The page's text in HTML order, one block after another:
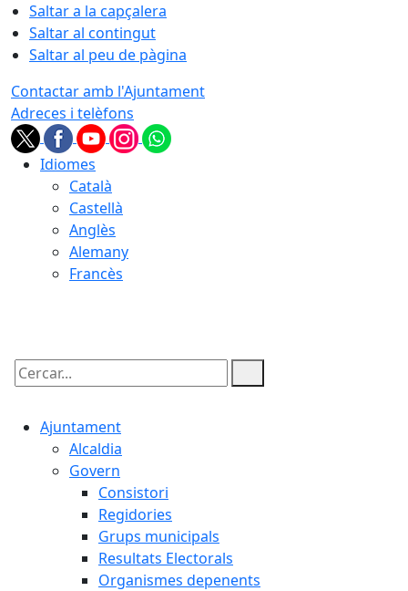
Saltar a la capçalera
Saltar al contingut
Saltar al peu de pàgina
Contactar amb l'Ajuntament
Adreces i telèfons
Idiomes
Català
Castellà
Anglès
Alemany
Francès
Cercar:
Ajuntament
Alcaldia
Govern
Consistori
Regidories
Grups municipals
Resultats Electorals
Organismes depenents